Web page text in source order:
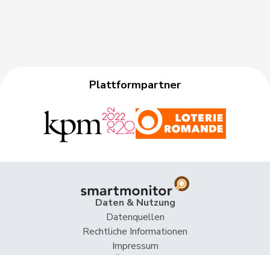
Plattformpartner
Daten & Nutzung
Datenquellen
Rechtliche Informationen
Impressum